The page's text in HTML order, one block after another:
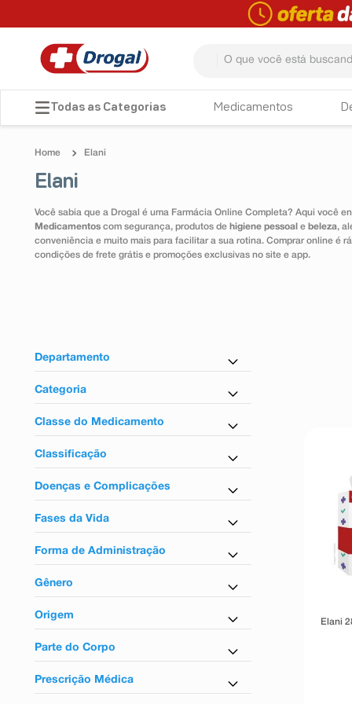
Medicamentos
Elani
Elani
Você sabia que a Drogal é uma Farmácia Online Completa? Aqui você
Medicamentos com segurança, produtos de higiene pessoal e beleza,
conveniência e muito mais para facilitar a sua rotina. Comprar online é
condições de frete grátis e promoções exclusivas no site e app.
Departamento
Medicamentos
Categoria
Anticoncepcional
Classe do Medicamento
Anticoncepcionais
Classificação
Tarja vermelha
Doenças e Complicações
Para evitar gravidez
Fases da Vida
Para adultos
Forma de Administração
Uso oral
Gênero
Feminino
Origem
Nacional
Parte do Corpo
Para sistema reprodutor
Prescrição Médica
Elani
TERMOS MAIS BUSCADOS
4º tadalafila
5º minoxidil